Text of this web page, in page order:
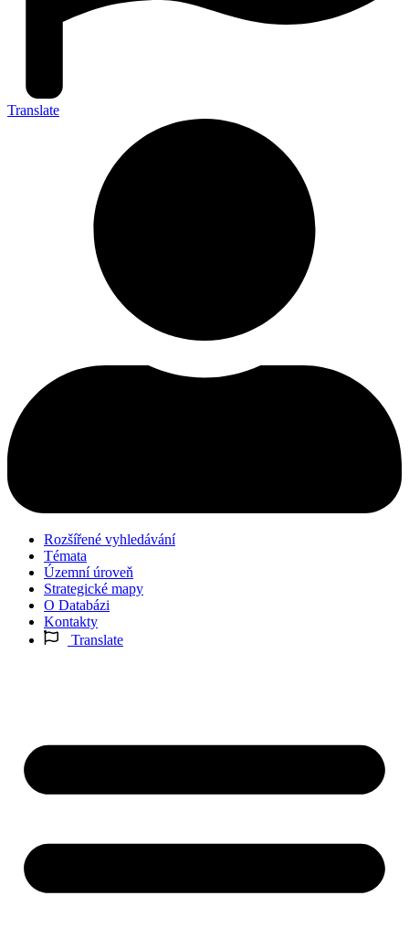
Translate
Rozšířené vyhledávání
Témata
Územní úroveň
Strategické mapy
O Databázi
Kontakty
Translate